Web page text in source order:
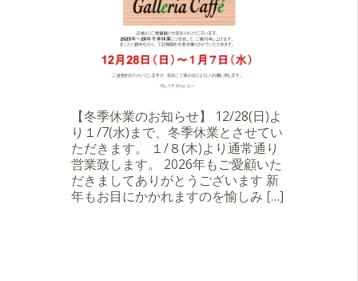
【冬季休業のお知らせ】 12/28(日)よ
り１/7(水)まで、冬季休業とさせてい
ただきます。 １/８(木)より通常通り
営業致します。 2026年もご愛顧いた
だきましてありがとうございます 新
年もお目にかかれますのを愉しみ […]